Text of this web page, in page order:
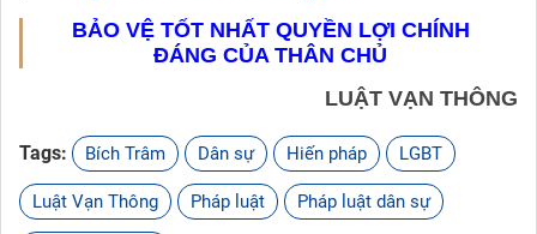
BẢO VỆ TỐT NHẤT QUYỀN LỢI CHÍNH
ĐÁNG CỦA THÂN CHỦ
LUẬT VẠN THÔNG
Tags: Bích Trâm Dân sự Hiến pháp LGBT
Luật Vạn Thông Pháp luật Pháp luật dân sự